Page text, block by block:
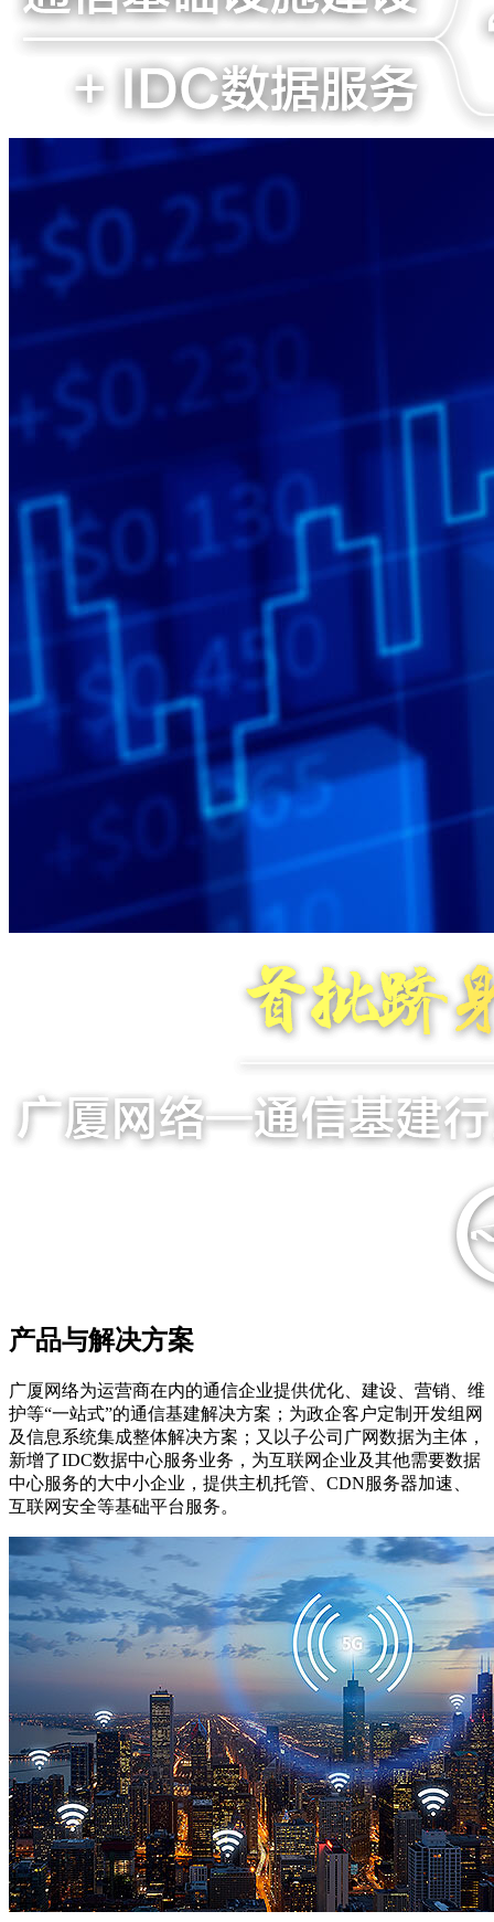
产品与解决方案
广厦网络为运营商在内的通信企业提供优化、建设、营销、维
护等“一站式”的通信基建解决方案；为政企客户定制开发组网
及信息系统集成整体解决方案；又以子公司广网数据为主体，
新增了IDC数据中心服务业务，为互联网企业及其他需要数据
中心服务的大中小企业，提供主机托管、CDN服务器加速、
互联网安全等基础平台服务。